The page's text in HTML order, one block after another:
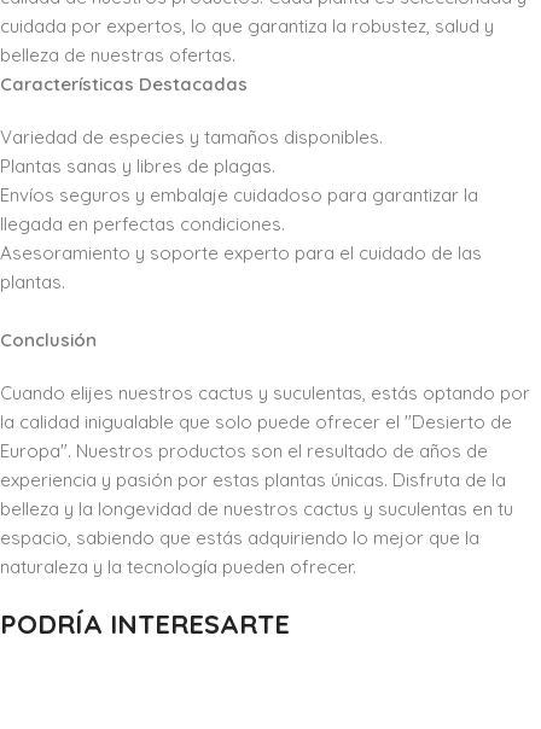
cuidada por expertos, lo que garantiza la robustez, salud y
belleza de nuestras ofertas.
Características Destacadas
Variedad de especies y tamaños disponibles.
Plantas sanas y libres de plagas.
Envíos seguros y embalaje cuidadoso para garantizar la
llegada en perfectas condiciones.
Asesoramiento y soporte experto para el cuidado de las
plantas.
Conclusión
Cuando elijes nuestros cactus y suculentas, estás optando por
la calidad inigualable que solo puede ofrecer el "Desierto de
Europa". Nuestros productos son el resultado de años de
experiencia y pasión por estas plantas únicas. Disfruta de la
belleza y la longevidad de nuestros cactus y suculentas en tu
espacio, sabiendo que estás adquiriendo lo mejor que la
naturaleza y la tecnología pueden ofrecer.
PODRÍA INTERESARTE